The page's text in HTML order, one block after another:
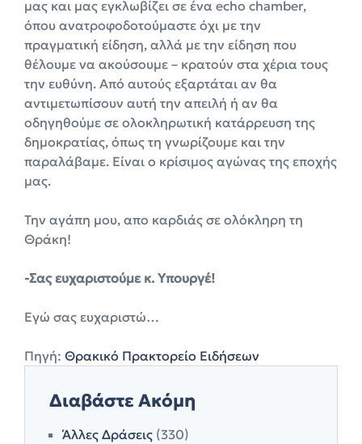
μας και μας εγκλωβίζει σε ένα echo chamber,
όπου ανατροφοδοτούμαστε όχι με την
πραγματική είδηση, αλλά με την είδηση που
θέλουμε να ακούσουμε – κρατούν στα χέρια τους
την ευθύνη. Από αυτούς εξαρτάται αν θα
αντιμετωπίσουν αυτή την απειλή ή αν θα
οδηγηθούμε σε ολοκληρωτική κατάρρευση της
δημοκρατίας, όπως τη γνωρίζουμε και την
παραλάβαμε. Είναι ο κρίσιμος αγώνας της εποχής
μας.
Την αγάπη μου, απο καρδιάς σε ολόκληρη τη
Θράκη!
-Σας ευχαριστούμε κ. Υπουργέ!
Εγώ σας ευχαριστώ…
Πηγή: Θρακικό Πρακτορείο Ειδήσεων
Διαβάστε Ακόμη
Άλλες Δράσεις (330)